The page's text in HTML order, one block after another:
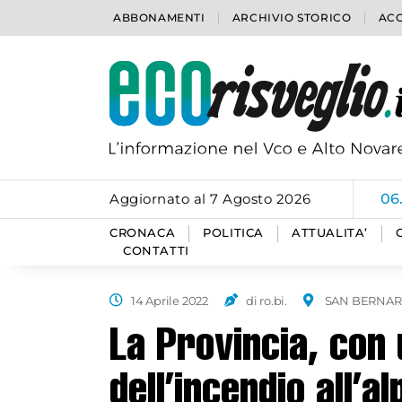
ABBONAMENTI ARCHIVIO STORICO
Aggiornato al 7 Agosto 2026
CRONACA POLITICA ATTUALITA’
CONTATTI
14 Aprile 2022 di ro.bi. SAN
La Provincia, con